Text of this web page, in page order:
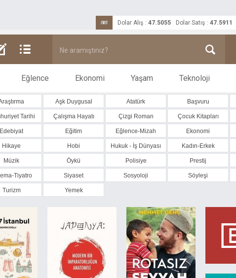
Dolar Alış : 47.5055 Dolar Satış : 47.5911
Eğlence Ekonomi Yaşam Teknoloji
Aşk Duygusal Atatürk Başvuru
Tarihi Çalışma Hayatı Çizgi Roman Çocuk Kitapları
Edebiyat Eğitim Eğlence-Mizah Ekonomi
Hikaye Hobi Hukuk - İş Dünyası Kadın-Erkek
Müzik Öykü Polisiye Prestij
Tiyatro Siyaset Sosyoloji Söyleşi
Turizm Yemek